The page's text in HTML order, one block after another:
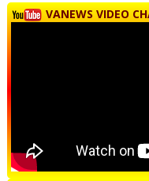
VANEWS VIDEO